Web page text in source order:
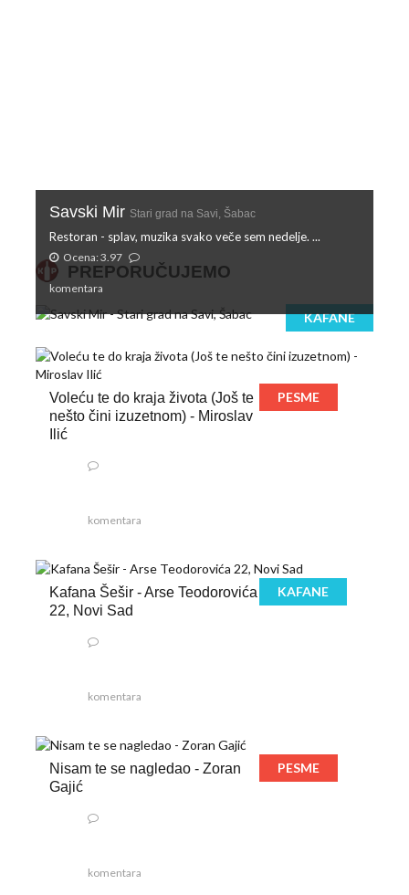
PREPORUČUJEMO
KAFANE
Savski Mir Stari grad na Savi, Šabac
Restoran - splav, muzika svako veče sem nedelje. ...
Ocena: 3.97
komentara
Voleću te do kraja života (Još te
nešto čini izuzetnom) - Miroslav
Ilić
PESME
komentara
Kafana Šešir - Arse Teodorovića
22, Novi Sad
KAFANE
komentara
Nisam te se nagledao - Zoran
Gajić
PESME
komentara